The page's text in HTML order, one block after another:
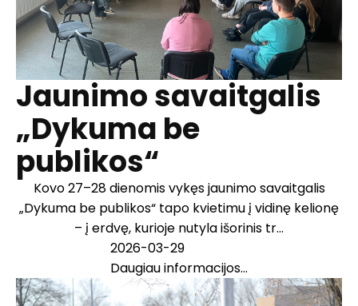
Jaunimo savaitgalis
„Dykuma be
publikos“
Kovo 27–28 dienomis vykęs jaunimo savaitgalis
„Dykuma be publikos“ tapo kvietimu į vidinę kelionę
– į erdvę, kurioje nutyla išorinis tr...
2026-03-29
Daugiau informacijos...